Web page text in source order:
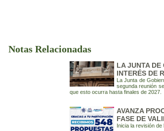
Notas Relacionadas
LA JUNTA DE
INTERÉS DE
La Junta de
segunda reunión
que esto ocurra hasta finales de 2027.
AVANZA
FASE DE
Inicia la revisión